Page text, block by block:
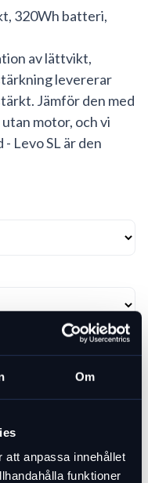
Om
att anpassa innehållet
funktioner
320Wh batteri,
av lättvikt,
levererar
Jämför den med
motor, och vi
Levo SL är den